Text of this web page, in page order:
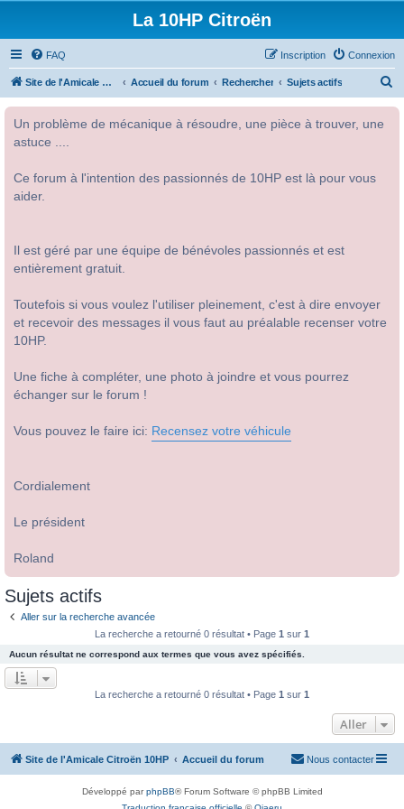
La 10HP Citroën
FAQ Connexion
Inscription
Site de l'Amicale Citroën 10HP Accueil du forum Rechercher Sujets actifs
Un problème de mécanique à résoudre, une pièce à trouver, une
astuce ....
Ce forum à l'intention des passionnés de 10HP est là pour vous
aider.
Il est géré par une équipe de bénévoles passionnés et est
entièrement gratuit.
Toutefois si vous voulez l'utiliser pleinement, c'est à dire envoyer
et recevoir des messages il vous faut au préalable recenser votre
10HP.
Une fiche à compléter, une photo à joindre et vous pourrez
échanger sur le forum !
Vous pouvez le faire ici: Recensez votre véhicule
Cordialement
Le président
Roland
Sujets actifs
Aller sur la recherche avancée
La recherche a retourné 0 résultat • Page 1 sur 1
Aucun résultat ne correspond aux termes que vous avez spécifiés.
La recherche a retourné 0 résultat • Page 1 sur 1
Aller
Site de l'Amicale Citroën 10HP Accueil du forum Nous contacter
Développé parphpBB® Forum Software © phpBB Limited